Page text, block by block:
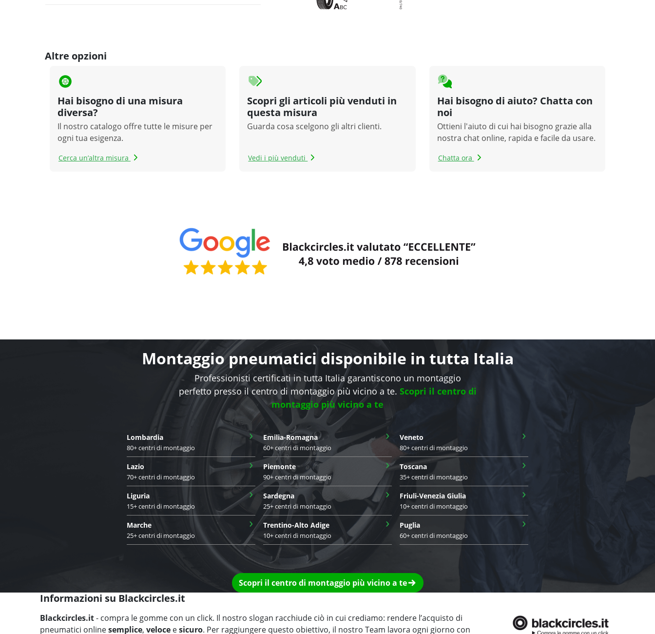
Altre opzioni
Hai bisogno di una misura
diversa?
Il nostro catalogo offre tutte le misure per
ogni tua esigenza.
Cerca un’altra misura
Scopri gli articoli più venduti in
questa misura
Guarda cosa scelgono gli altri clienti.
Vedi i più venduti
Hai bisogno di aiuto? Chatta con
noi
Ottieni l'aiuto di cui hai bisogno grazie alla
nostra chat online, rapida e facile da usare.
Chatta ora
Montaggio pneumatici disponibile in tutta Italia
Professionisti certificati in tutta Italia garantiscono un montaggio
perfetto presso il centro di montaggio più vicino a te. Scopri il centro di
montaggio più vicino a te
Lombardia
80+ centri di montaggio
› Emilia-Romagna
60+ centri di montaggio
› Veneto
80+ centri di montaggio
›
Lazio
70+ centri di montaggio
› Piemonte
90+ centri di montaggio
› Toscana
35+ centri di montaggio
›
Liguria
15+ centri di montaggio
› Sardegna
25+ centri di montaggio
› Friuli-Venezia Giulia
10+ centri di montaggio
›
Marche
25+ centri di montaggio
› Trentino-Alto Adige
10+ centri di montaggio
› Puglia
60+ centri di montaggio
›
Scopri il centro di montaggio più vicino a te
Informazioni su Blackcircles.it
Blackcircles.it- compra le gomme con un click. Il nostro slogan racchiude ciò in cui crediamo: rendere l’acquisto di
pneumatici onlinesemplice, veloce esicuro. Per raggiungere questo obiettivo, il nostro Team lavora ogni giorno con